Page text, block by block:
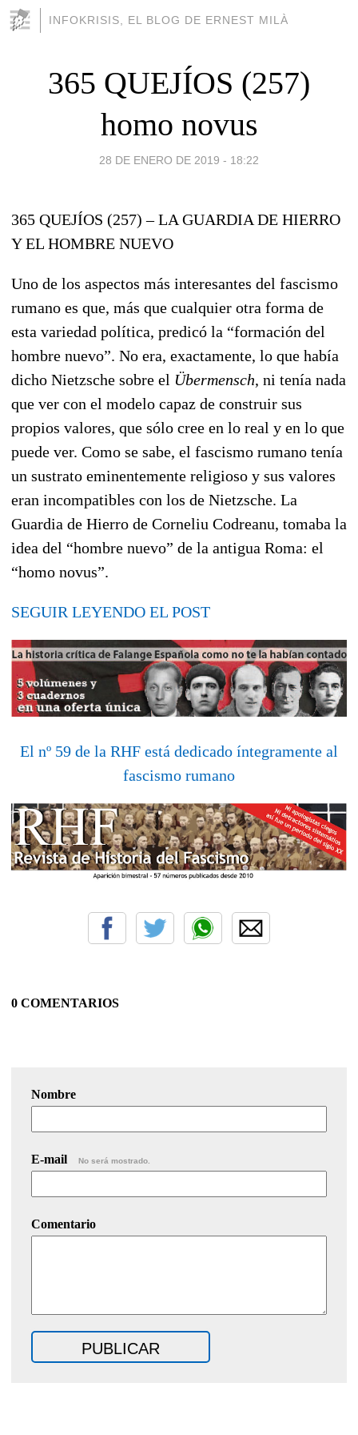
INFOKRISIS, EL BLOG DE ERNEST MILÀ
365 QUEJÍOS (257)
homo novus
28 DE ENERO DE 2019 - 18:22
365 QUEJÍOS (257) – LA GUARDIA DE HIERRO
Y EL HOMBRE NUEVO
Uno de los aspectos más interesantes del fascismo
rumano es que, más que cualquier otra forma de
esta variedad política, predicó la “formación del
hombre nuevo”. No era, exactamente, lo que había
dicho Nietzsche sobre el Übermensch, ni tenía nada
que ver con el modelo capaz de construir sus
propios valores, que sólo cree en lo real y en lo que
puede ver. Como se sabe, el fascismo rumano tenía
un sustrato eminentemente religioso y sus valores
eran incompatibles con los de Nietzsche. La
Guardia de Hierro de Corneliu Codreanu, tomaba la
idea del “hombre nuevo” de la antigua Roma: el
“homo novus”.
SEGUIR LEYENDO EL POST
El nº 59 de la RHF está dedicado íntegramente al
fascismo rumano
0 COMENTARIOS
Nombre
E-mail No será mostrado.
Comentario